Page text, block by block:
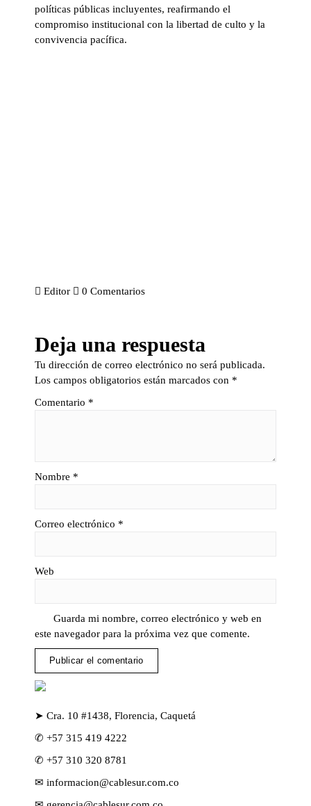
políticas públicas incluyentes, reafirmando el
compromiso institucional con la libertad de culto y la
convivencia pacífica.
Editor 0 Comentarios
Deja una respuesta
Tu dirección de correo electrónico no será publicada.
Los campos obligatorios están marcados con *
Comentario *
Nombre *
Correo electrónico *
Web
Guarda mi nombre, correo electrónico y web en
este navegador para la próxima vez que comente.
➤ Cra. 10 #1438, Florencia, Caquetá
✆ +57 315 419 4222
✆ +57 310 320 8781
✉ informacion@cablesur.com.co